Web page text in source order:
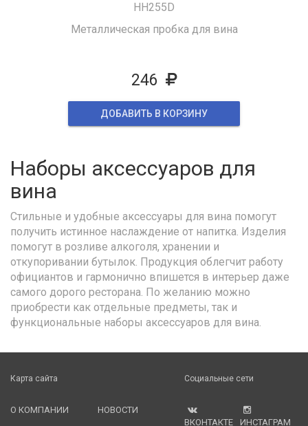
HH255D
Металлическая пробка для вина
246
ДОБАВИТЬ В КОРЗИНУ
Наборы аксессуаров для
вина
Стильные и удобные аксессуары для вина помогут
получить истинное наслаждение от напитка. Изделия
помогут в розливе алкоголя, хранении и
откупоривании бутылок. Продукция облегчит работу
официантов и гармонично впишется в интерьер даже
самого дорого ресторана. По желанию можно
приобрести как отдельные предметы, так и
функциональные наборы аксессуаров для вина.
Карта сайта
О КОМПАНИИ
НОВОСТИ
Социальные сети
ВКОНТАКТЕ ИНСТАГРАМ